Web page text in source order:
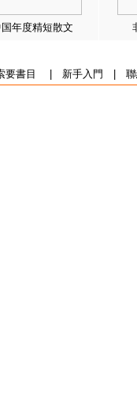
年度精短散文
要書目 新手入門